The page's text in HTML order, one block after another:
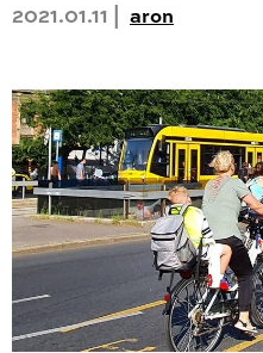
2021.01.11 | aron